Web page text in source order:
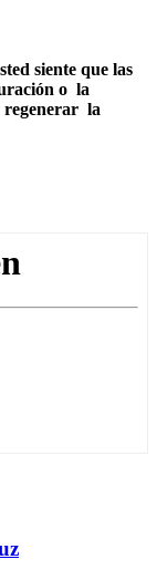
siente que las
o la
regenerar la